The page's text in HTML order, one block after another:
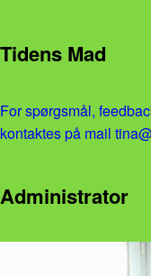
Tidens Mad
For spørgsmål,
kontaktes på mail
Administrator